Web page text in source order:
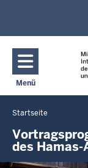
Menü
Navigation
Sie
befinden
sich
hier
Startseite
des